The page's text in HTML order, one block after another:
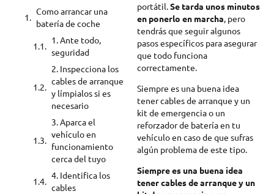
portátil.Se tarda unos minutos
en ponerlo en marcha, pero
tendrás que seguir algunos
pasos específicos para asegurar
que todo funciona
correctamente.
Siempre es una buena idea
tener cables de arranque y un
kit de emergencia o un
reforzador de batería en tu
vehículo en caso de que sufras
algún problema de este tipo.
Siempre es una buena idea
tener cables de arranque y un
Como arrancar una
batería de coche
1. Ante todo,
seguridad
2. Inspecciona los
cables de arranque
y límpialos si es
necesario
3. Aparca el
vehículo en
funcionamiento
cerca del tuyo
4. Identifica los
cables